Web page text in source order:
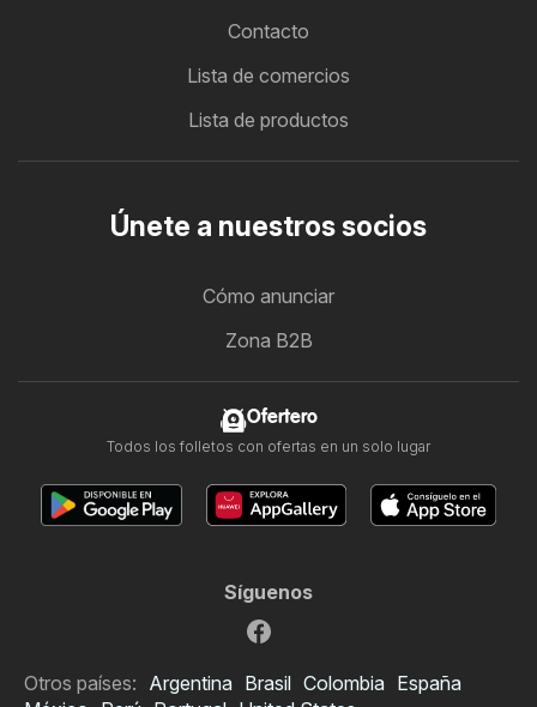
Contacto
Lista de comercios
Lista de productos
Únete a nuestros socios
Cómo anunciar
Zona B2B
Ofertero
Todos los folletos con ofertas en un solo lugar
Síguenos
Otros países: Argentina Brasil Colombia España